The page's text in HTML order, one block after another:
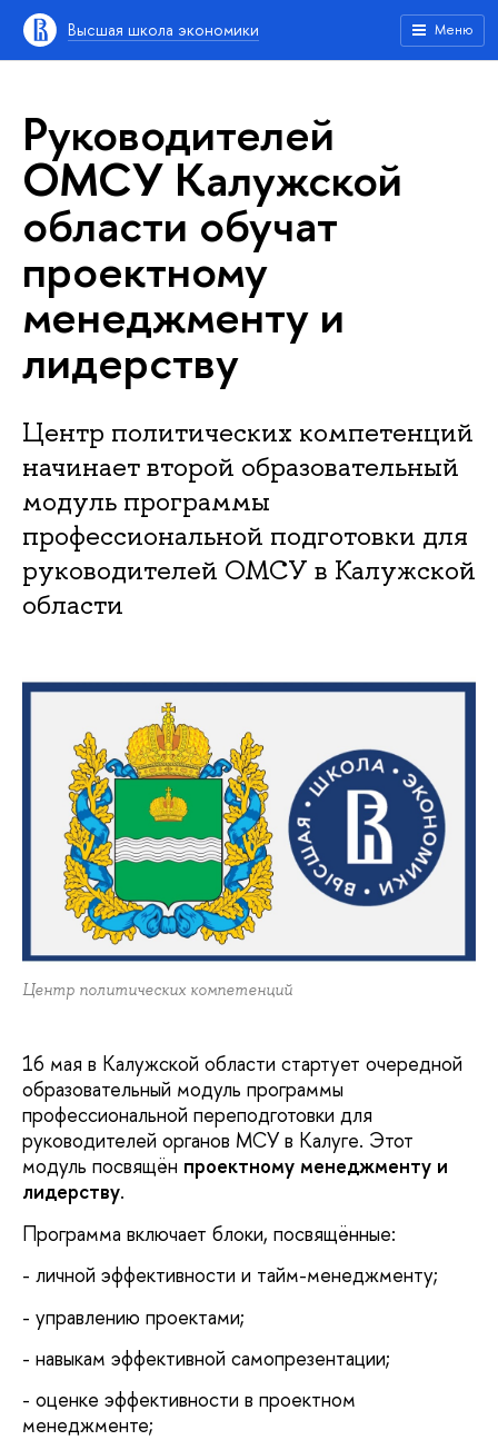
Высшая школа экономики Меню
Руководителей
ОМСУ Калужской
области обучат
проектному
менеджменту и
лидерству
Центр политических компетенций
начинает второй образовательный
модуль программы
профессиональной подготовки для
руководителей ОМСУ в Калужской
области
Центр политических компетенций
16 мая в Калужской области стартует очередной
образовательный модуль программы
профессиональной переподготовки для
руководителей органов МСУ в Калуге. Этот
модуль посвящён проектному менеджменту и
лидерству.
Программа включает блоки, посвящённые:
- личной эффективности и тайм-менеджменту;
- управлению проектами;
- навыкам эффективной самопрезентации;
- оценке эффективности в проектном
менеджменте;